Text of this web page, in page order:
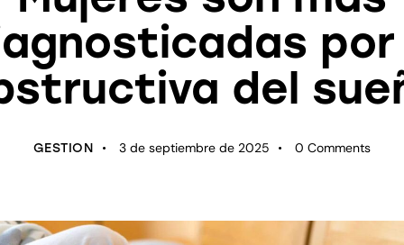
por
del
GESTION 3 de septiembre de 2025 0 Comments